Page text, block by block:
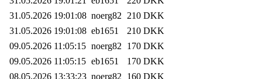
31.05.2026 19:01:08 noerg82 210 DKK
31.05.2026 19:01:08 eb1651
210 DKK
09.05.2026 11:05:15 noerg82 170 DKK
09.05.2026 11:05:15 eb1651
170 DKK
08.05.2026 13:33:23 noerg82 160 DKK